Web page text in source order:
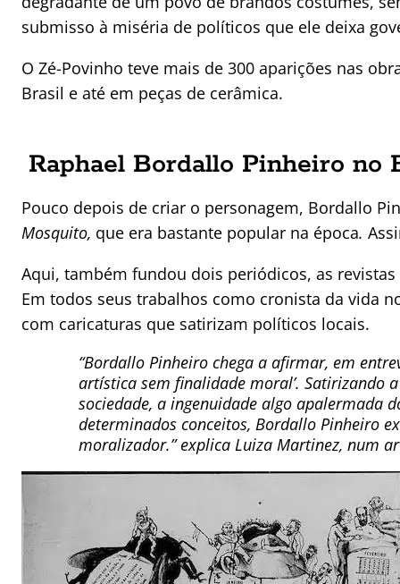
submisso à miséria de políticos que ele deixa
O Zé-Povinho teve mais de 300 aparições nas
Brasil e até em peças de cerâmica.
Raphael Bordallo Pinheiro no
Pouco depois de criar o personagem, Bordallo
Mosquito, que era bastante popular na época.
Aqui, também fundou dois periódicos, as revistas
Em todos seus trabalhos como cronista da vida
com caricaturas que satirizam políticos locais.
“Bordallo Pinheiro chega a afirmar, em
artística sem finalidade moral’. Satirizando
sociedade, a ingenuidade algo apalermada
determinados conceitos, Bordallo Pinheiro
moralizador.” explica Luiza Martinez, num